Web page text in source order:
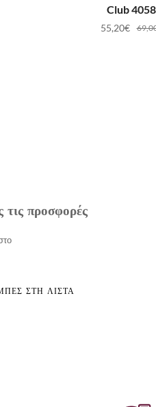
Club 4058
55,20€
προσφορές
ΣΤΗ ΛΙΣΤΑ